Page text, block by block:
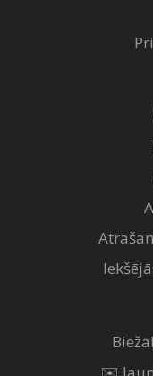
✉️